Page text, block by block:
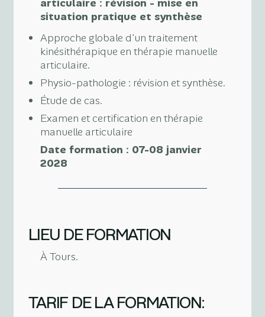
articulaire : révision - mise en
situation pratique et synthèse
Approche globale d'un traitement
kinésithérapique en thérapie manuelle
articulaire.
Physio-pathologie : révision et synthèse.
Étude de cas.
Examen et certification en thérapie
manuelle articulaire
Date formation : 07-08 janvier
2028
LIEU DE FORMATION
À Tours.
TARIF DE LA FORMATION: